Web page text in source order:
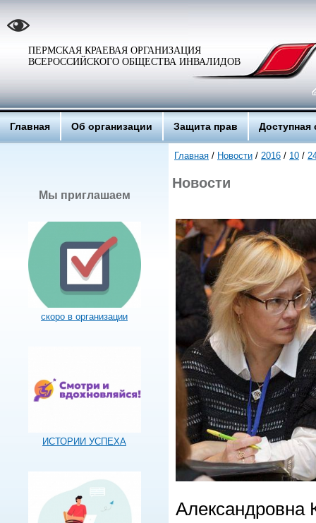
ПЕРМСКАЯ КРАЕВАЯ ОРГАНИЗАЦИЯ
ВСЕРОССИЙСКОГО ОБЩЕСТВА ИНВАЛИДОВ
Главная Об организации Защита прав Доступная
Мы приглашаем
скоро в организации
ИСТОРИИ УСПЕХА
Главная / Новости / 2016 / 10 /
Новости
Александровна